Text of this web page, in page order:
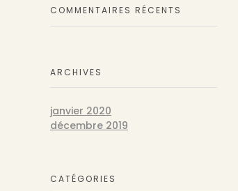
COMMENTAIRES RÉCENTS
ARCHIVES
janvier 2020
décembre 2019
CATÉGORIES